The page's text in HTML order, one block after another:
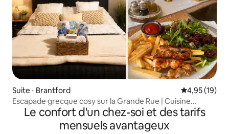
Suite ⋅ Brantford Évaluation
4,95 (19)
Escapade grecque cosy sur la Grande Rue | Cuisine
authentique
Le confort d'un chez-soi et des tarifs
mensuels avantageux